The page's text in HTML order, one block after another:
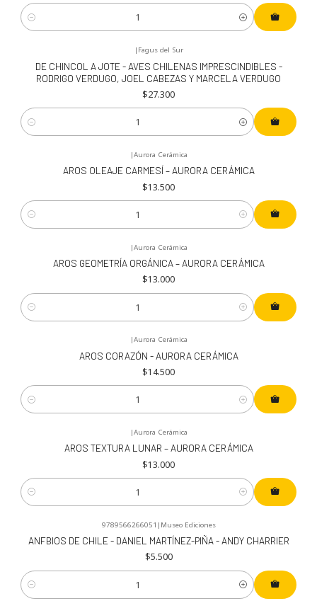
Cantidad
| Fagus del Sur
DE CHINCOL A JOTE - AVES CHILENAS IMPRESCINDIBLES -
RODRIGO VERDUGO, JOEL CABEZAS Y MARCELA VERDUGO
$27.300
Cantidad
|Aurora Cerámica
AROS OLEAJE CARMESÍ – AURORA CERÁMICA
$13.500
Cantidad
|Aurora Cerámica
AROS GEOMETRÍA ORGÁNICA – AURORA CERÁMICA
$13.000
Cantidad
|Aurora Cerámica
AROS CORAZÓN - AURORA CERÁMICA
$14.500
Cantidad
|Aurora Cerámica
AROS TEXTURA LUNAR – AURORA CERÁMICA
$13.000
Cantidad
9789566266051 | Museo Ediciones
ANFBIOS DE CHILE - DANIEL MARTÍNEZ-PIÑA - ANDY CHARRIER
$5.500
Cantidad